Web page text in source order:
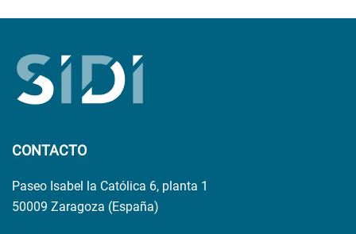
CONTACTO
Paseo Isabel la Católica 6, planta 1
50009 Zaragoza (España)